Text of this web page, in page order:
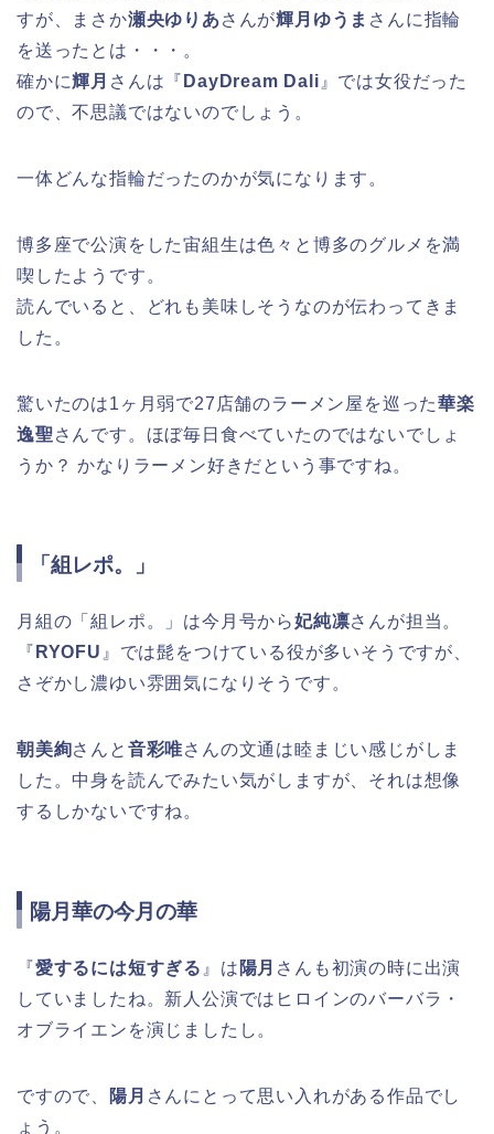
すが、まさか瀬央ゆりあさんが輝月ゆうま さんに指輪
を送ったとは・・・。
確かに輝月 さんは『 DayDream Dali 』では女役だった
ので、不思議ではないのでしょう。
一体どんな指輪だったのかが気になります。
博多座で公演をした宙組生は色々と博多のグルメを満
喫したようです。
読んでいると、どれも美味しそうなのが伝わってきま
した。
驚いたのは1ヶ月弱で27店舗のラーメン屋を巡った華楽
逸聖さんです。ほぼ毎日食べていたのではないでしょ
うか？ かなりラーメン好きだという事ですね。
「組レポ。」
月組の「組レポ。」は今月号から妃純凛さんが担当。
『 RYOFU 』では髭をつけている役が多いそうですが、
さぞかし濃ゆい雰囲気になりそうです。
朝美絢 さんと 音彩唯さんの文通は睦まじい感じがしま
した。中身を読んでみたい気がしますが、それは想像
するしかないですね。
陽月華の今月の華
『愛するには短すぎる 』は 陽月 さんも初演の時に出演
していましたね。新人公演ではヒロインのバーバラ・
オブライエンを演じましたし。
ですので、 陽月 さんにとって思い入れがある作品でし
ょう。